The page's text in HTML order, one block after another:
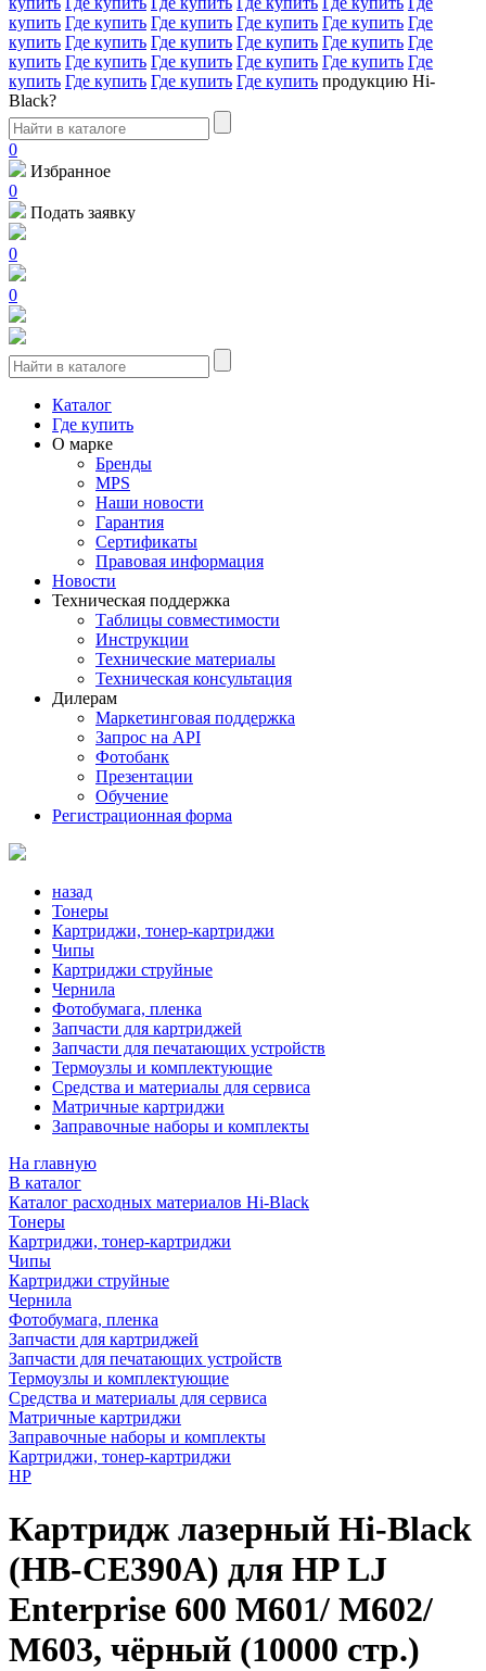
купить Где купить Где купить Где купить Где купить Где
купить Где купить Где купить Где купить Где купить Где
купить Где купить Где купить Где купить Где купить Где
купить Где купить Где купить Где купить продукцию Hi-
Black?
0
Избранное
0
Подать заявку
0
0
Каталог
Где купить
О марке
Бренды
MPS
Наши новости
Гарантия
Сертификаты
Правовая информация
Новости
Техническая поддержка
Таблицы совместимости
Инструкции
Технические материалы
Техническая консультация
Дилерам
Маркетинговая поддержка
Запрос на API
Фотобанк
Презентации
Обучение
Регистрационная форма
назад
Тонеры
Картриджи, тонер-картриджи
Чипы
Картриджи струйные
Чернила
Фотобумага, пленка
Запчасти для картриджей
Запчасти для печатающих устройств
Термоузлы и комплектующие
Средства и материалы для сервиса
Матричные картриджи
Заправочные наборы и комплекты
На главную
В каталог
Каталог расходных материалов Hi-Black
Тонеры
Картриджи, тонер-картриджи
Чипы
Картриджи струйные
Чернила
Фотобумага, пленка
Запчасти для картриджей
Запчасти для печатающих устройств
Термоузлы и комплектующие
Средства и материалы для сервиса
Матричные картриджи
Заправочные наборы и комплекты
Картриджи, тонер-картриджи
HP
Картридж лазерный Hi-Black
(HB-CE390A) для HP LJ
Enterprise 600 M601/ M602/
M603, чёрный (10000 стр.)